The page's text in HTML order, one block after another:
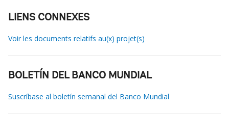
LIENS CONNEXES
Voir les documents relatifs au(x) projet(s)
BOLETÍN DEL BANCO MUNDIAL
Suscríbase al boletín semanal del Banco Mundial